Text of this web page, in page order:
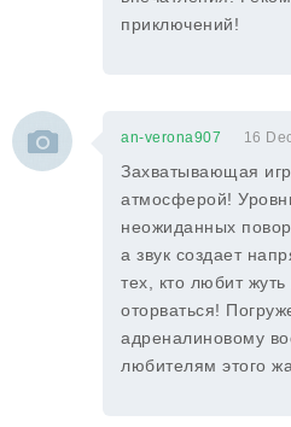
приключений!
an-verona907 16
Захватывающая
атмосферой!
неожиданных
а звук создает
тех, кто любит
оторваться!
адреналиновому
любителям этого